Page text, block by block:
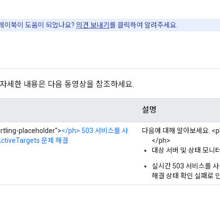
이북이 도움이 되었나요? 의견 보내기 를 클릭하여 알려주세요.
세한 내용은 다음 동영상을 참조하세요.
설명
placeholder"></ph> 503 서비스를 사
문제 해결
다음에 대해 알아보세요.
</ph>
대상 서버 및 상태 모니
실시간 503 서비스를
해결 상태 확인 실패로